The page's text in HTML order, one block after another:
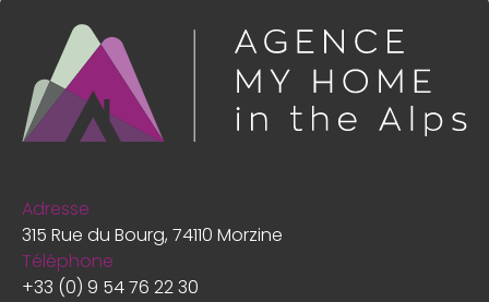
Adresse
315 Rue du Bourg, 74110 Morzine
Téléphone
+33 (0) 9 54 76 22 30